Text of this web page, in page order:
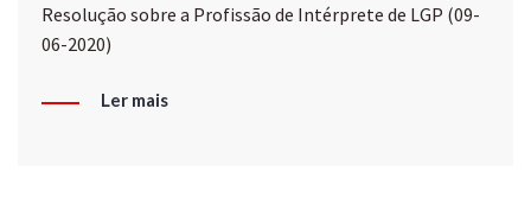
Resolução sobre a Profissão de Intérprete de LGP (09-
06-2020)
Ler mais